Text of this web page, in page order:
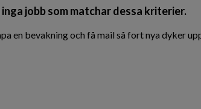
jobb som matchar dessa kriterier.
en bevakning och få mail så fort nya dyker